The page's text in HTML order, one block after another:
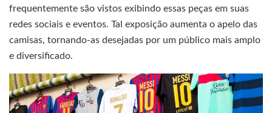
frequentemente são vistos exibindo essas peças em suas
redes sociais e eventos. Tal exposição aumenta o apelo das
camisas, tornando-as desejadas por um público mais amplo
e diversificado.